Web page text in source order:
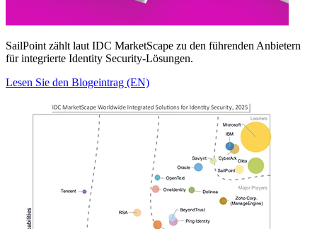
SailPoint zählt laut IDC MarketScape zu den führenden Anbietern
für integrierte Identity Security‑Lösungen.
Lesen Sie den Blogeintrag (EN)